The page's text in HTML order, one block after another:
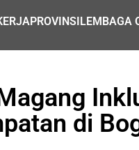
PROVINSILEMBAGA
di